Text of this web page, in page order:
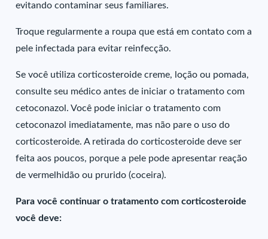
evitando contaminar seus familiares.
Troque regularmente a roupa que está em contato com a
pele infectada para evitar reinfecção.
Se você utiliza corticosteroide creme, loção ou pomada,
consulte seu médico antes de iniciar o tratamento com
cetoconazol. Você pode iniciar o tratamento com
cetoconazol imediatamente, mas não pare o uso do
corticosteroide. A retirada do corticosteroide deve ser
feita aos poucos, porque a pele pode apresentar reação
de vermelhidão ou prurido (coceira).
Para você continuar o tratamento com corticosteroide
você deve: